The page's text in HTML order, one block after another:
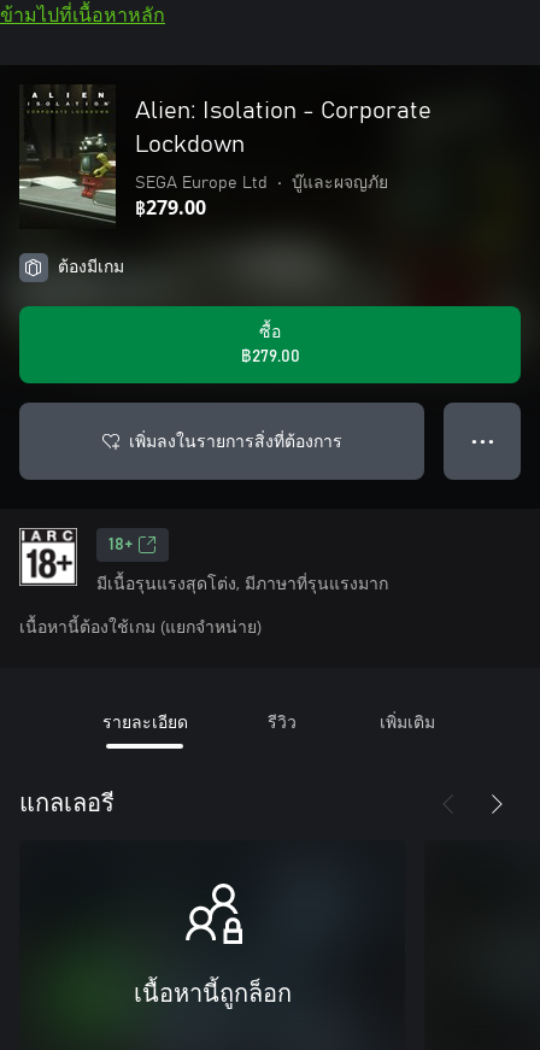
ข้ามไปที่เนื้อหาหลัก
Alien: Isolation - Corporate
Lockdown
SEGA Europe Ltd • บู๊และผจญภัย
฿279.00
ต้องมีเกม
ซื้อ
฿279.00
เพิ่มลงในรายการสิ่งที่ต้องการ ● ● ●
18+
มีเนื้อรุนแรงสุดโต่ง, มีภาษาที่รุนแรงมาก
เนื้อหานี้ต้องใช้เกม (แยกจำหน่าย)
รายละเอียด รีวิว เพิ่มเติม
แกลเลอรี
เนื้อหานี้ถูกล็อก